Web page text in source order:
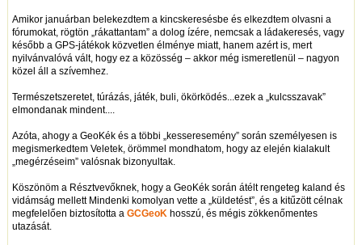
Amikor januárban belekezdtem a kincskeresésbe és elkezdtem olvasni a
fórumokat, rögtön „rákattantam” a dolog ízére, nemcsak a ládakeresés, vagy
később a GPS-játékok közvetlen élménye miatt, hanem azért is, mert
nyilvánvalóvá vált, hogy ez a közösség – akkor még ismeretlenül – nagyon
közel áll a szívemhez.
Természetszeretet, túrázás, játék, buli, ökörködés...ezek a „kulcsszavak”
elmondanak mindent....
Azóta, ahogy a GeoKék és a többi „kesseresemény” során személyesen is
megismerkedtem Veletek, örömmel mondhatom, hogy az elején kialakult
„megérzéseim” valósnak bizonyultak.
Köszönöm a Résztvevőknek, hogy a GeoKék során átélt rengeteg kaland és
vidámság mellett Mindenki komolyan vette a „küldetést”, és a kitűzött célnak
megfelelően biztosította aGCGeoK hosszú, és mégis zökkenőmentes
utazását.